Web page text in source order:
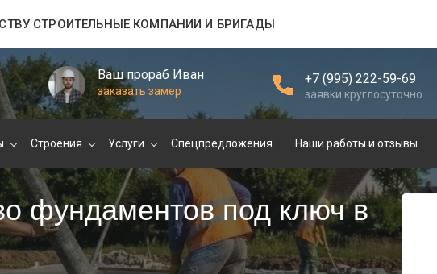
СТРОИТЕЛЬНЫЕ КОМПАНИИ И БРИГАДЫ
Ваш прораб Иван
заказать замер
+7 (995) 222-59-69
заявки круглосуточно
Строения Услуги Спецпредложения Наши работы и отзывы
фундаментов под ключ в